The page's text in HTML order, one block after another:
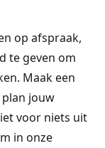
op afspraak,
te geven om
Maak een
jouw
voor niets uit
in onze